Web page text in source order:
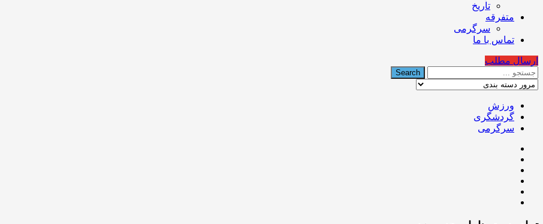
تاریخ
متفرقه
سرگرمی
تماس با ما
ارسال مطلب
ورزش
گردشگری
سرگرمی